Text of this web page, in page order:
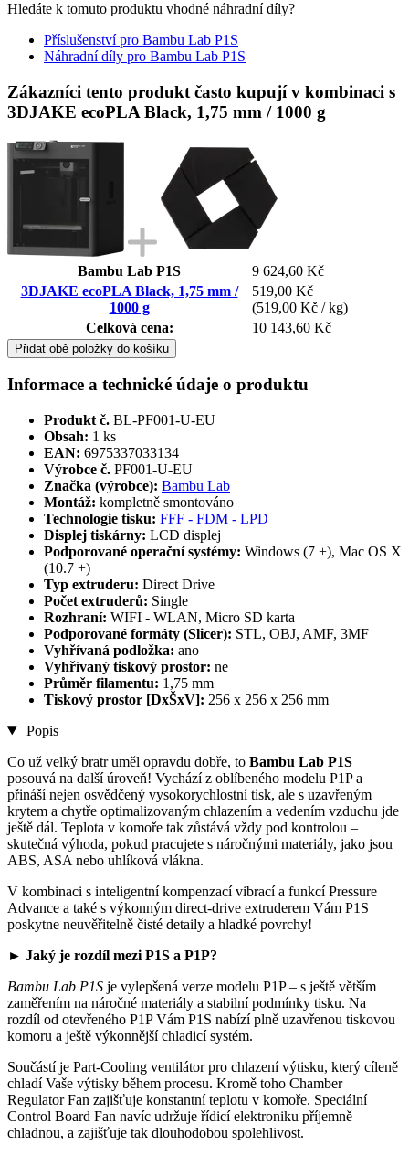
Hledáte k tomuto produktu vhodné náhradní díly?
Příslušenství pro Bambu Lab P1S
Náhradní díly pro Bambu Lab P1S
Zákazníci tento produkt často kupují v kombinaci s
3DJAKE ecoPLA Black, 1,75 mm / 1000 g
Bambu Lab P1S
9 624,60 Kč
3DJAKE ecoPLA Black, 1,75 mm /
1000 g
519,00 Kč
(519,00 Kč / kg)
Celková cena:
10 143,60 Kč
Přidat obě položky do košíku
Informace a technické údaje o produktu
Produkt č. BL-PF001-U-EU
Obsah: 1 ks
EAN: 6975337033134
Výrobce č. PF001-U-EU
Značka (výrobce): Bambu Lab
Montáž: kompletně smontováno
Technologie tisku: FFF - FDM - LPD
Displej tiskárny: LCD displej
Podporované operační systémy: Windows (7 +), Mac OS X
(10.7 +)
Typ extruderu: Direct Drive
Počet extruderů: Single
Rozhraní: WIFI - WLAN, Micro SD karta
Podporované formáty (Slicer): STL, OBJ, AMF, 3MF
Vyhřívaná podložka: ano
Vyhřívaný tiskový prostor: ne
Průměr filamentu: 1,75 mm
Tiskový prostor [DxŠxV]: 256 x 256 x 256 mm
Popis
Co už velký bratr uměl opravdu dobře, to Bambu Lab P1S
posouvá na další úroveň! Vychází z oblíbeného modelu P1P a
přináší nejen osvědčený vysokorychlostní tisk, ale s uzavřeným
krytem a chytře optimalizovaným chlazením a vedením vzduchu jde
ještě dál. Teplota v komoře tak zůstává vždy pod kontrolou –
skutečná výhoda, pokud pracujete s náročnými materiály, jako jsou
ABS, ASA nebo uhlíková vlákna.
V kombinaci s inteligentní kompenzací vibrací a funkcí Pressure
Advance a také s výkonným direct-drive extruderem Vám P1S
poskytne neuvěřitelně čisté detaily a hladké povrchy!
► Jaký je rozdíl mezi P1S a P1P?
Bambu Lab P1S je vylepšená verze modelu P1P – s ještě větším
zaměřením na náročné materiály a stabilní podmínky tisku. Na
rozdíl od otevřeného P1P Vám P1S nabízí plně uzavřenou tiskovou
komoru a ještě výkonnější chladicí systém.
Součástí je Part-Cooling ventilátor pro chlazení výtisku, který cíleně
chladí Vaše výtisky během procesu. Kromě toho Chamber
Regulator Fan zajišťuje konstantní teplotu v komoře. Speciální
Control Board Fan navíc udržuje řídicí elektroniku příjemně
chladnou, a zajišťuje tak dlouhodobou spolehlivost.